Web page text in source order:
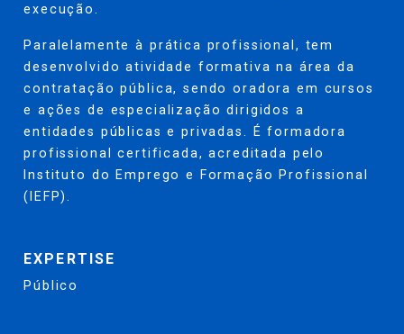
execução.
Paralelamente à prática profissional, tem
desenvolvido atividade formativa na área da
contratação pública, sendo oradora em cursos
e ações de especialização dirigidos a
entidades públicas e privadas. É formadora
profissional certificada, acreditada pelo
Instituto do Emprego e Formação Profissional
(IEFP).
EXPERTISE
Público